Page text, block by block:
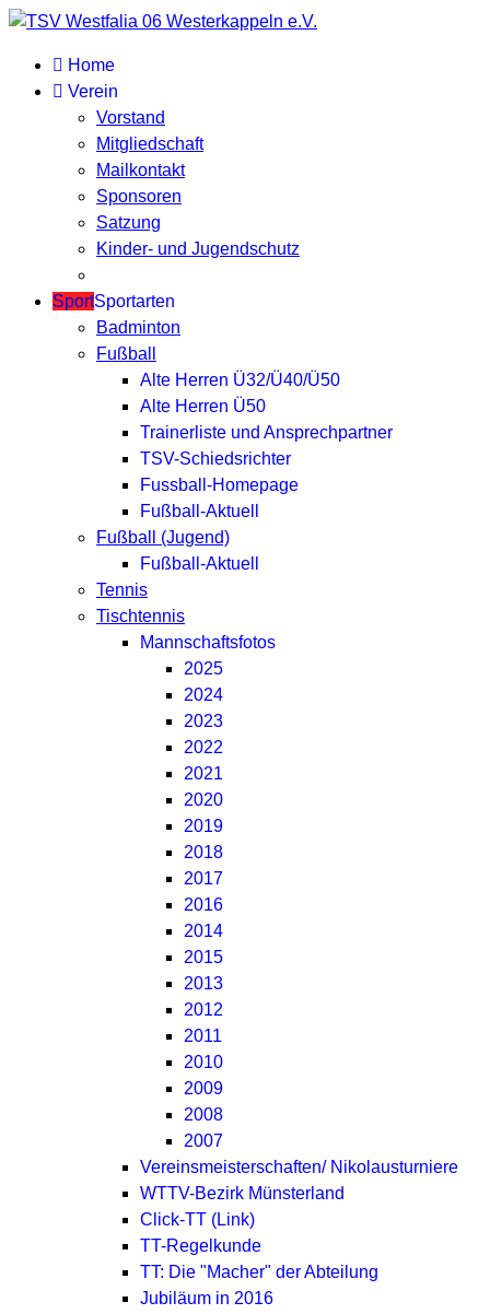
Home
Verein
Vorstand
Mitgliedschaft
Mailkontakt
Sponsoren
Satzung
Kinder- und Jugendschutz
SportSportarten
Badminton
Fußball
Alte Herren Ü32/Ü40/Ü50
Alte Herren Ü50
Trainerliste und Ansprechpartner
TSV-Schiedsrichter
Fussball-Homepage
Fußball-Aktuell
Fußball (Jugend)
Fußball-Aktuell
Tennis
Tischtennis
Mannschaftsfotos
2025
2024
2023
2022
2021
2020
2019
2018
2017
2016
2014
2015
2013
2012
2011
2010
2009
2008
2007
Vereinsmeisterschaften/ Nikolausturniere
WTTV-Bezirk Münsterland
Click-TT (Link)
TT-Regelkunde
TT: Die "Macher" der Abteilung
Jubiläum in 2016